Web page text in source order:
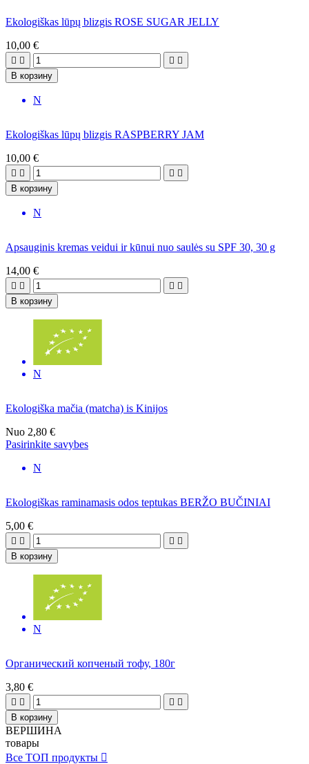
Ekologiškas lūpų blizgis ROSE SUGAR JELLY
10,00 €
   
В корзину
N
Ekologiškas lūpų blizgis RASPBERRY JAM
10,00 €
   
В корзину
N
Apsauginis kremas veidui ir kūnui nuo saulės su SPF 30, 30 g
14,00 €
   
В корзину
N
Ekologiška mačia (matcha) is Kinijos
Nuo 2,80 €
Pasirinkite savybes
N
Ekologiškas raminamasis odos teptukas BERŽO BUČINIAI
5,00 €
   
В корзину
N
Органический копченый тофу, 180г
3,80 €
   
В корзину
ВЕРШИНА
товары
Все ТОП продукты 